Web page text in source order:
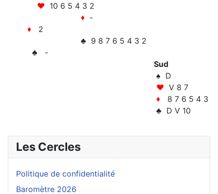
♥ 10 6 5 4 3 2
♦ -
♦
2
♣ 9 8 7 6 5 4 3 2
♣ -
Sud
♠ D
♥ V 8 7
♦ 8 7 6 5 4 3
♣ D V 10
Les Cercles
Politique de confidentialité
Baromètre 2026